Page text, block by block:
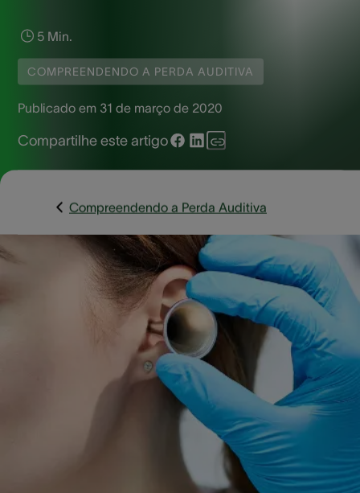
5 Min.
COMPREENDENDO A PERDA AUDITIVA
Publicado em 31 de março de 2020
Compartilhe este artigo
Compreendendo a Perda Auditiva
O #DiaMundialDaAudição ( #WorldhearingDay ) acontece
dia 3 de março. Apoiando a campanha global “Cheque sua
Saúde Auditiva” da OMS (Organização Mundial de
Audium e o grupo Sonova irão dar suporte a essa causa
seu próprio teste de audição online. Para cada teste online
concluído no site da Audium doaremos um dólar (US$1,00)
para a organização sem fins lucrativos Hear the World
Audição é a nossa paixão